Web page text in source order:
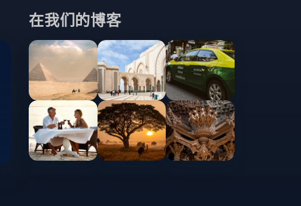
在我们的博客